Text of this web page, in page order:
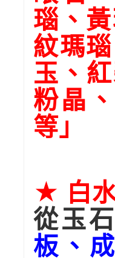
瑙、
紋瑪
玉、
粉晶
等」
★ 白
從玉
板、